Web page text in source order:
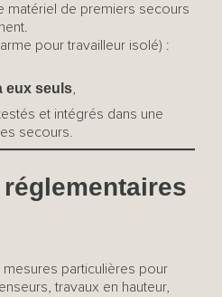
matériel de premiers secours
pour travailleur isolé) :
eux seuls
et intégrés dans une
secours.
particulières pour
travaux en hauteur,